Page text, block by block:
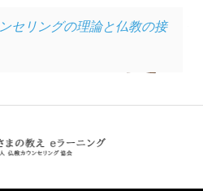
セリングの理論と仏教の接